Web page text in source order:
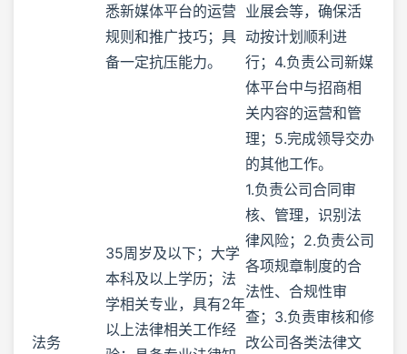
悉新媒体平台的运营
规则和推广技巧；具
备一定抗压能力。
业展会等，确保活
动按计划顺利进
行；4.负责公司新媒
体平台中与招商相
关内容的运营和管
理；5.完成领导交办
的其他工作。
法务
35周岁及以下；大学
本科及以上学历；法
学相关专业，具有2年
以上法律相关工作经
1.负责公司合同审
核、管理，识别法
律风险；2.负责公司
各项规章制度的合
法性、合规性审
查；3.负责审核和修
改公司各类法律文